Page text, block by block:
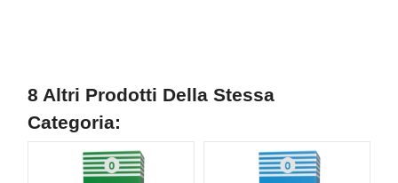
8 Altri Prodotti Della Stessa
Categoria:
NON DISPONIBILE